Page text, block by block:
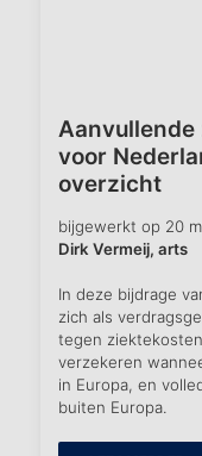
voor
overzicht
bijgewerkt op 20
Dirk Vermeij, arts
In deze bijdrage
zich als
tegen
verzekeren
in Europa, en
buiten Europa.